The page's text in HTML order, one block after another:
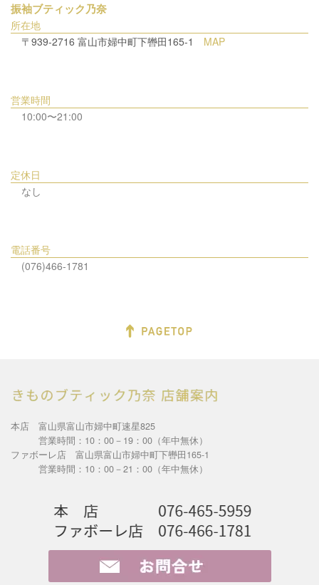
振袖ブティック乃奈
所在地
〒939-2716 富山市婦中町下轡田165-1 MAP
営業時間
10:00〜21:00
定休日
なし
電話番号
(076)466-1781
本店 富山県富山市婦中町速星825
営業時間：10：00－19：00（年中無休）
ファボーレ店 富山県富山市婦中町下轡田165-1
営業時間：10：00－21：00（年中無休）